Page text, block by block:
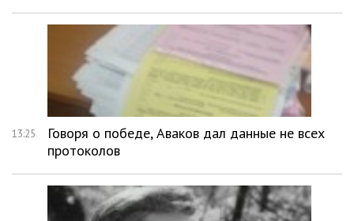
13:25
Говоря о победе, Аваков дал данные не всех
протоколов